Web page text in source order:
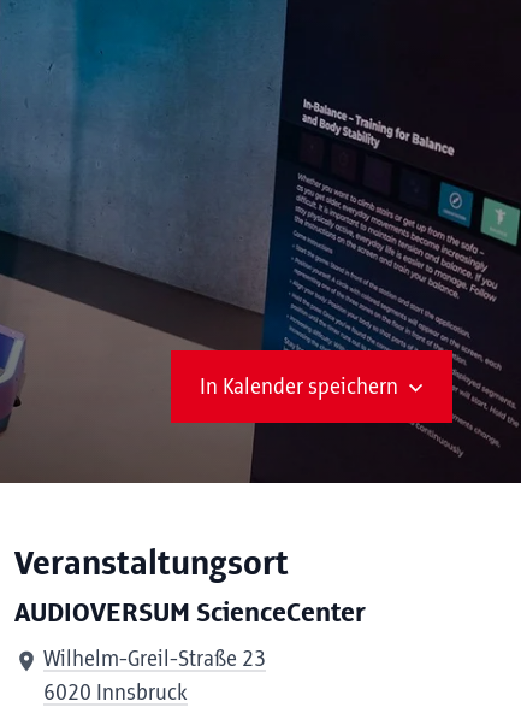
In Kalender speichern
Veranstaltungsort
AUDIOVERSUM ScienceCenter
Wilhelm-Greil-Straße 23
6020 Innsbruck